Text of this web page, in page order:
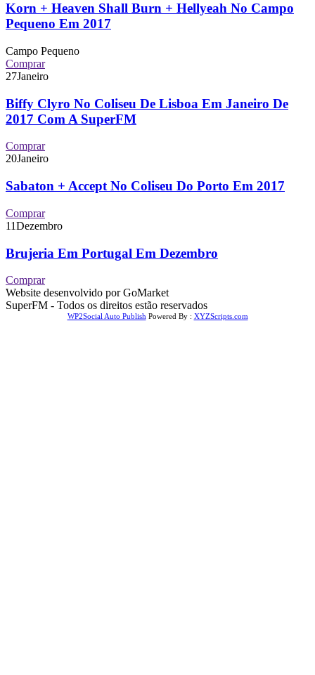
Korn + Heaven Shall Burn + Hellyeah No Campo
Pequeno Em 2017
Campo Pequeno
Comprar
27Janeiro
Biffy Clyro No Coliseu De Lisboa Em Janeiro De
2017 Com A SuperFM
Comprar
20Janeiro
Sabaton + Accept No Coliseu Do Porto Em 2017
Comprar
11Dezembro
Brujeria Em Portugal Em Dezembro
Comprar
Website desenvolvido por GoMarket
SuperFM - Todos os direitos estão reservados
WP2Social Auto Publish Powered By : XYZScripts.com